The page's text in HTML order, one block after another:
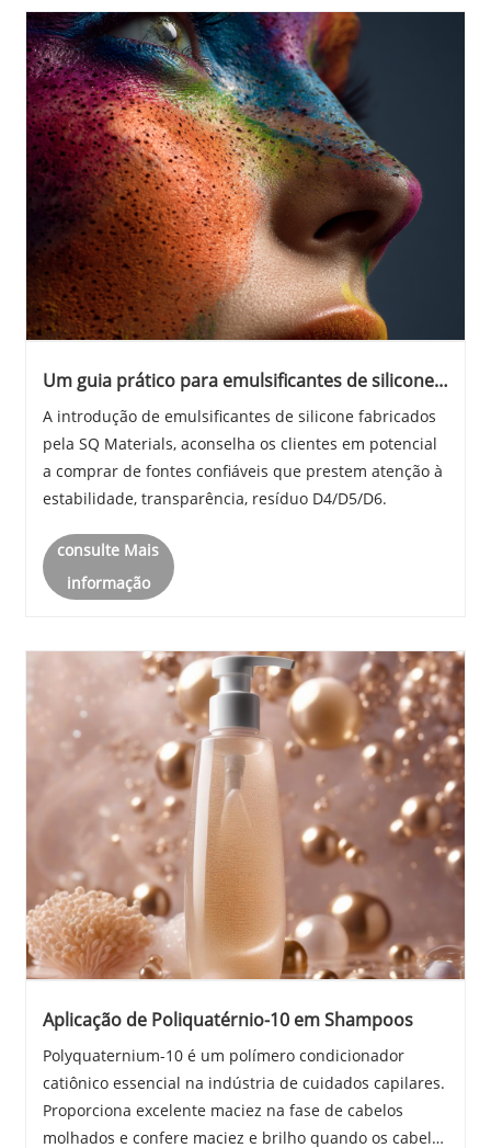
Um guia prático para emulsificantes de silicone
A introdução de emulsificantes de silicone fabricados
pela SQ Materials, aconselha os clientes em potencial
a comprar de fontes confiáveis ​​que prestem atenção à
estabilidade, transparência, resíduo D4/D5/D6.
consulte Mais
informação
Aplicação de Poliquatérnio-10 em Shampoos
Polyquaternium-10 é um polímero condicionador
catiônico essencial na indústria de cuidados capilares.
Proporciona excelente maciez na fase de cabelos
molhados e confere maciez e brilho quando os cabelos